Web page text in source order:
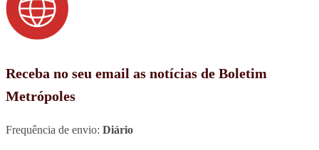
Receba no seu email as notícias de Boletim
Metrópoles
Frequência de envio: Diário